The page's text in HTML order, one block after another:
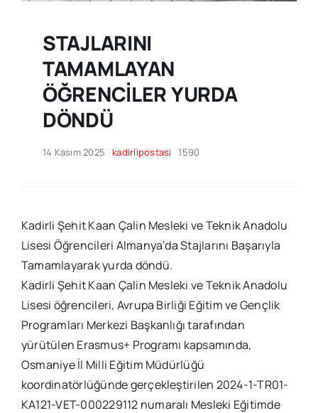
STAJLARINI
TAMAMLAYAN
ÖĞRENCİLER YURDA
DÖNDÜ
14 Kasım 2025 kadirlipostasi 1590
Kadirli Şehit Kaan Çalin Mesleki ve Teknik Anadolu
Lisesi Öğrencileri Almanya’da Stajlarını Başarıyla
Tamamlayarak yurda döndü.
Kadirli Şehit Kaan Çalin Mesleki ve Teknik Anadolu
Lisesi öğrencileri, Avrupa Birliği Eğitim ve Gençlik
Programları Merkezi Başkanlığı tarafından
yürütülen Erasmus+ Programı kapsamında,
Osmaniye İl Milli Eğitim Müdürlüğü
koordinatörlüğünde gerçekleştirilen 2024-1-TR01-
KA121-VET-000229112 numaralı Mesleki Eğitimde